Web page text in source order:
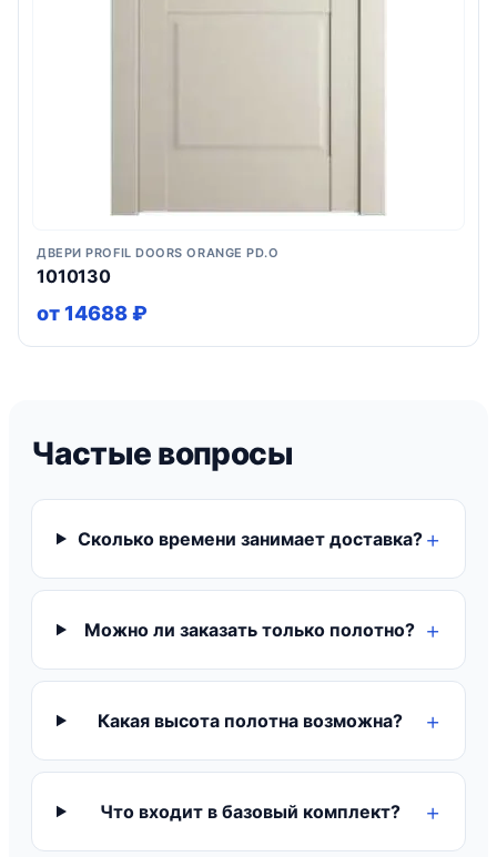
ДВЕРИ PROFIL DOORS ORANGE PD.O
1010130
от 14688 ₽
Частые вопросы
Сколько времени занимает доставка?
Можно ли заказать только полотно?
Какая высота полотна возможна?
Что входит в базовый комплект?